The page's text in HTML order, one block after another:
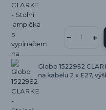
Globo 15229S2
na kabelu 2 x E27,